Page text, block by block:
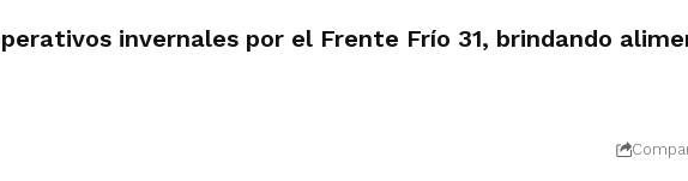
invernales por el Frente Frío 31, brindando